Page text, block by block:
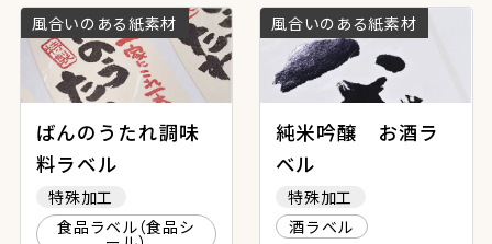
風合いのある紙素材
ばんのうたれ調味
料ラベル
特殊加工
食品ラベル（食品シ
風合いのある紙素材
純米吟醸 お酒ラ
ベル
特殊加工
酒ラベル